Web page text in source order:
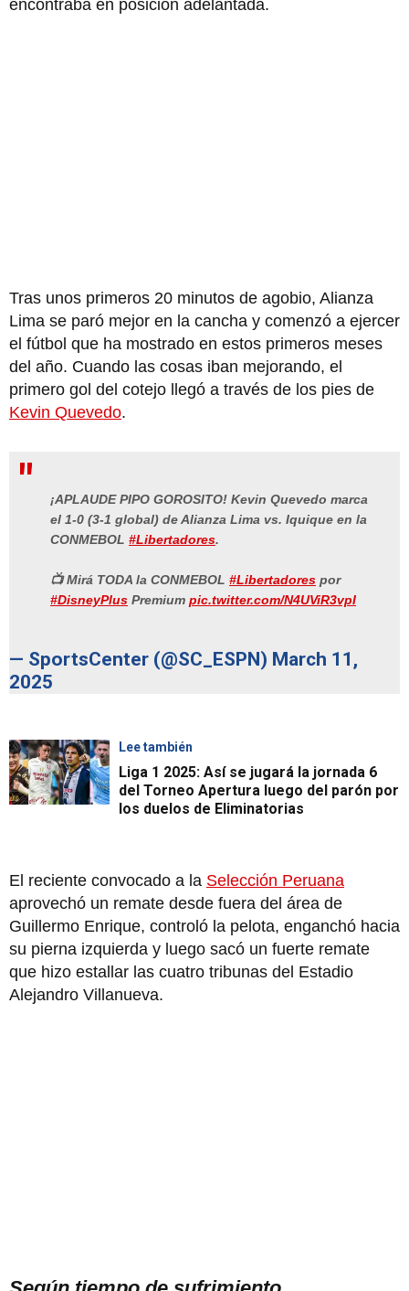
encontraba en posición adelantada.
Tras unos primeros 20 minutos de agobio, Alianza
Lima se paró mejor en la cancha y comenzó a ejercer
el fútbol que ha mostrado en estos primeros meses
del año. Cuando las cosas iban mejorando, el
primero gol del cotejo llegó a través de los pies de
Kevin Quevedo.
¡APLAUDE PIPO GOROSITO! Kevin Quevedo marca
el 1-0 (3-1 global) de Alianza Lima vs. Iquique en la
CONMEBOL #Libertadores.
📺 Mirá TODA la CONMEBOL #Libertadores por
#DisneyPlus Premium pic.twitter.com/N4UViR3vpI
— SportsCenter (@SC_ESPN) March 11,
2025
Lee también
Liga 1 2025: Así se jugará la jornada 6
del Torneo Apertura luego del parón por
los duelos de Eliminatorias
El reciente convocado a la Selección Peruana
aprovechó un remate desde fuera del área de
Guillermo Enrique, controló la pelota, enganchó hacia
su pierna izquierda y luego sacó un fuerte remate
que hizo estallar las cuatro tribunas del Estadio
Alejandro Villanueva.